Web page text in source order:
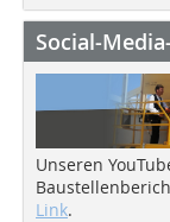
Social-
Unseren
Link.